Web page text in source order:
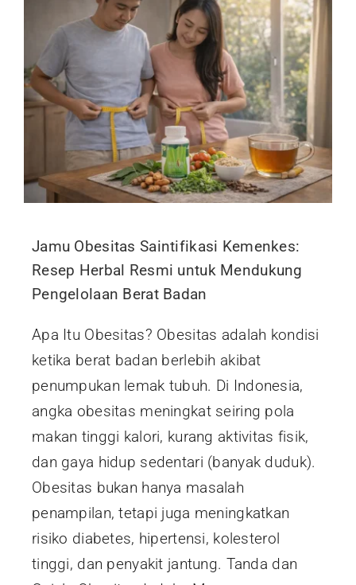
Jamu Obesitas Saintifikasi Kemenkes:
Resep Herbal Resmi untuk Mendukung
Pengelolaan Berat Badan
Apa Itu Obesitas? Obesitas adalah kondisi
ketika berat badan berlebih akibat
penumpukan lemak tubuh. Di Indonesia,
angka obesitas meningkat seiring pola
makan tinggi kalori, kurang aktivitas fisik,
dan gaya hidup sedentari (banyak duduk).
Obesitas bukan hanya masalah
penampilan, tetapi juga meningkatkan
risiko diabetes, hipertensi, kolesterol
tinggi, dan penyakit jantung. Tanda dan